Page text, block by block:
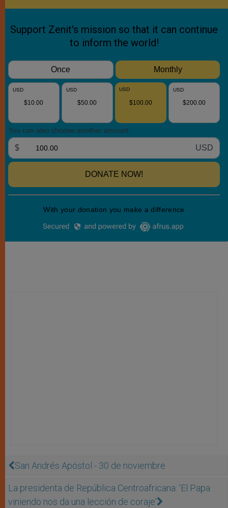
San Andrés Apóstol - 30 de noviembre
La presidenta de República Centroafricana: 'El Papa
viniendo nos da una lección de coraje'